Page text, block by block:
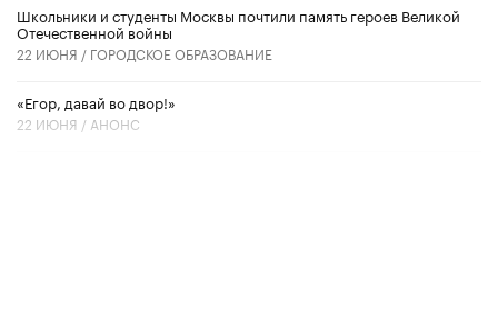
Школьники и студенты Москвы почтили память героев Великой
Отечественной войны
22 ИЮНЯ / ГОРОДСКОЕ ОБРАЗОВАНИЕ
«Егор, давай во двор!»
22 ИЮНЯ / АНОНС